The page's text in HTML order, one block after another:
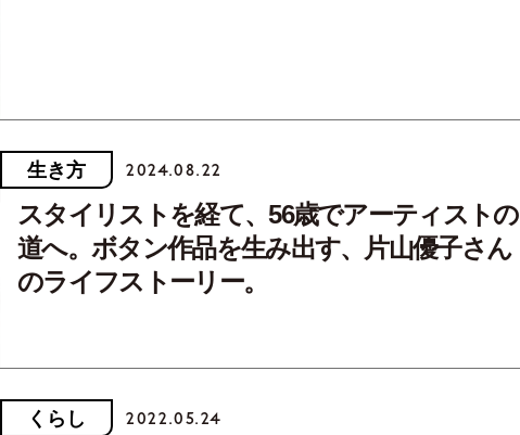
生き方 2024.08.22
スタイリストを経て、56歳でアーティストの
道へ。ボタン作品を生み出す、片山優子さん
のライフストーリー。
くらし 2022.05.24